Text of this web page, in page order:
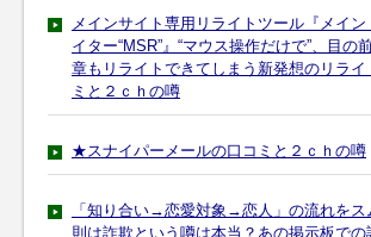
メインサイト専用リライトツール『メイン
イター“MSR”』“マウス操作だけで”、目の
章もリライトできてしまう新発想のリライ
ミと２ｃｈの噂
★スナイパーメールの口コミと２ｃｈの噂
「知り合い→恋愛対象→恋人」の流れをス
則は詐欺という噂は本当？あの掲示板での